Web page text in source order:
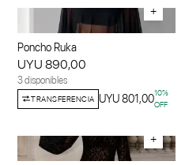
+
Poncho Ruka
UYU 890,00
3 disponibles
TRANSFERENCIA UYU 801,0010%
OFF
+